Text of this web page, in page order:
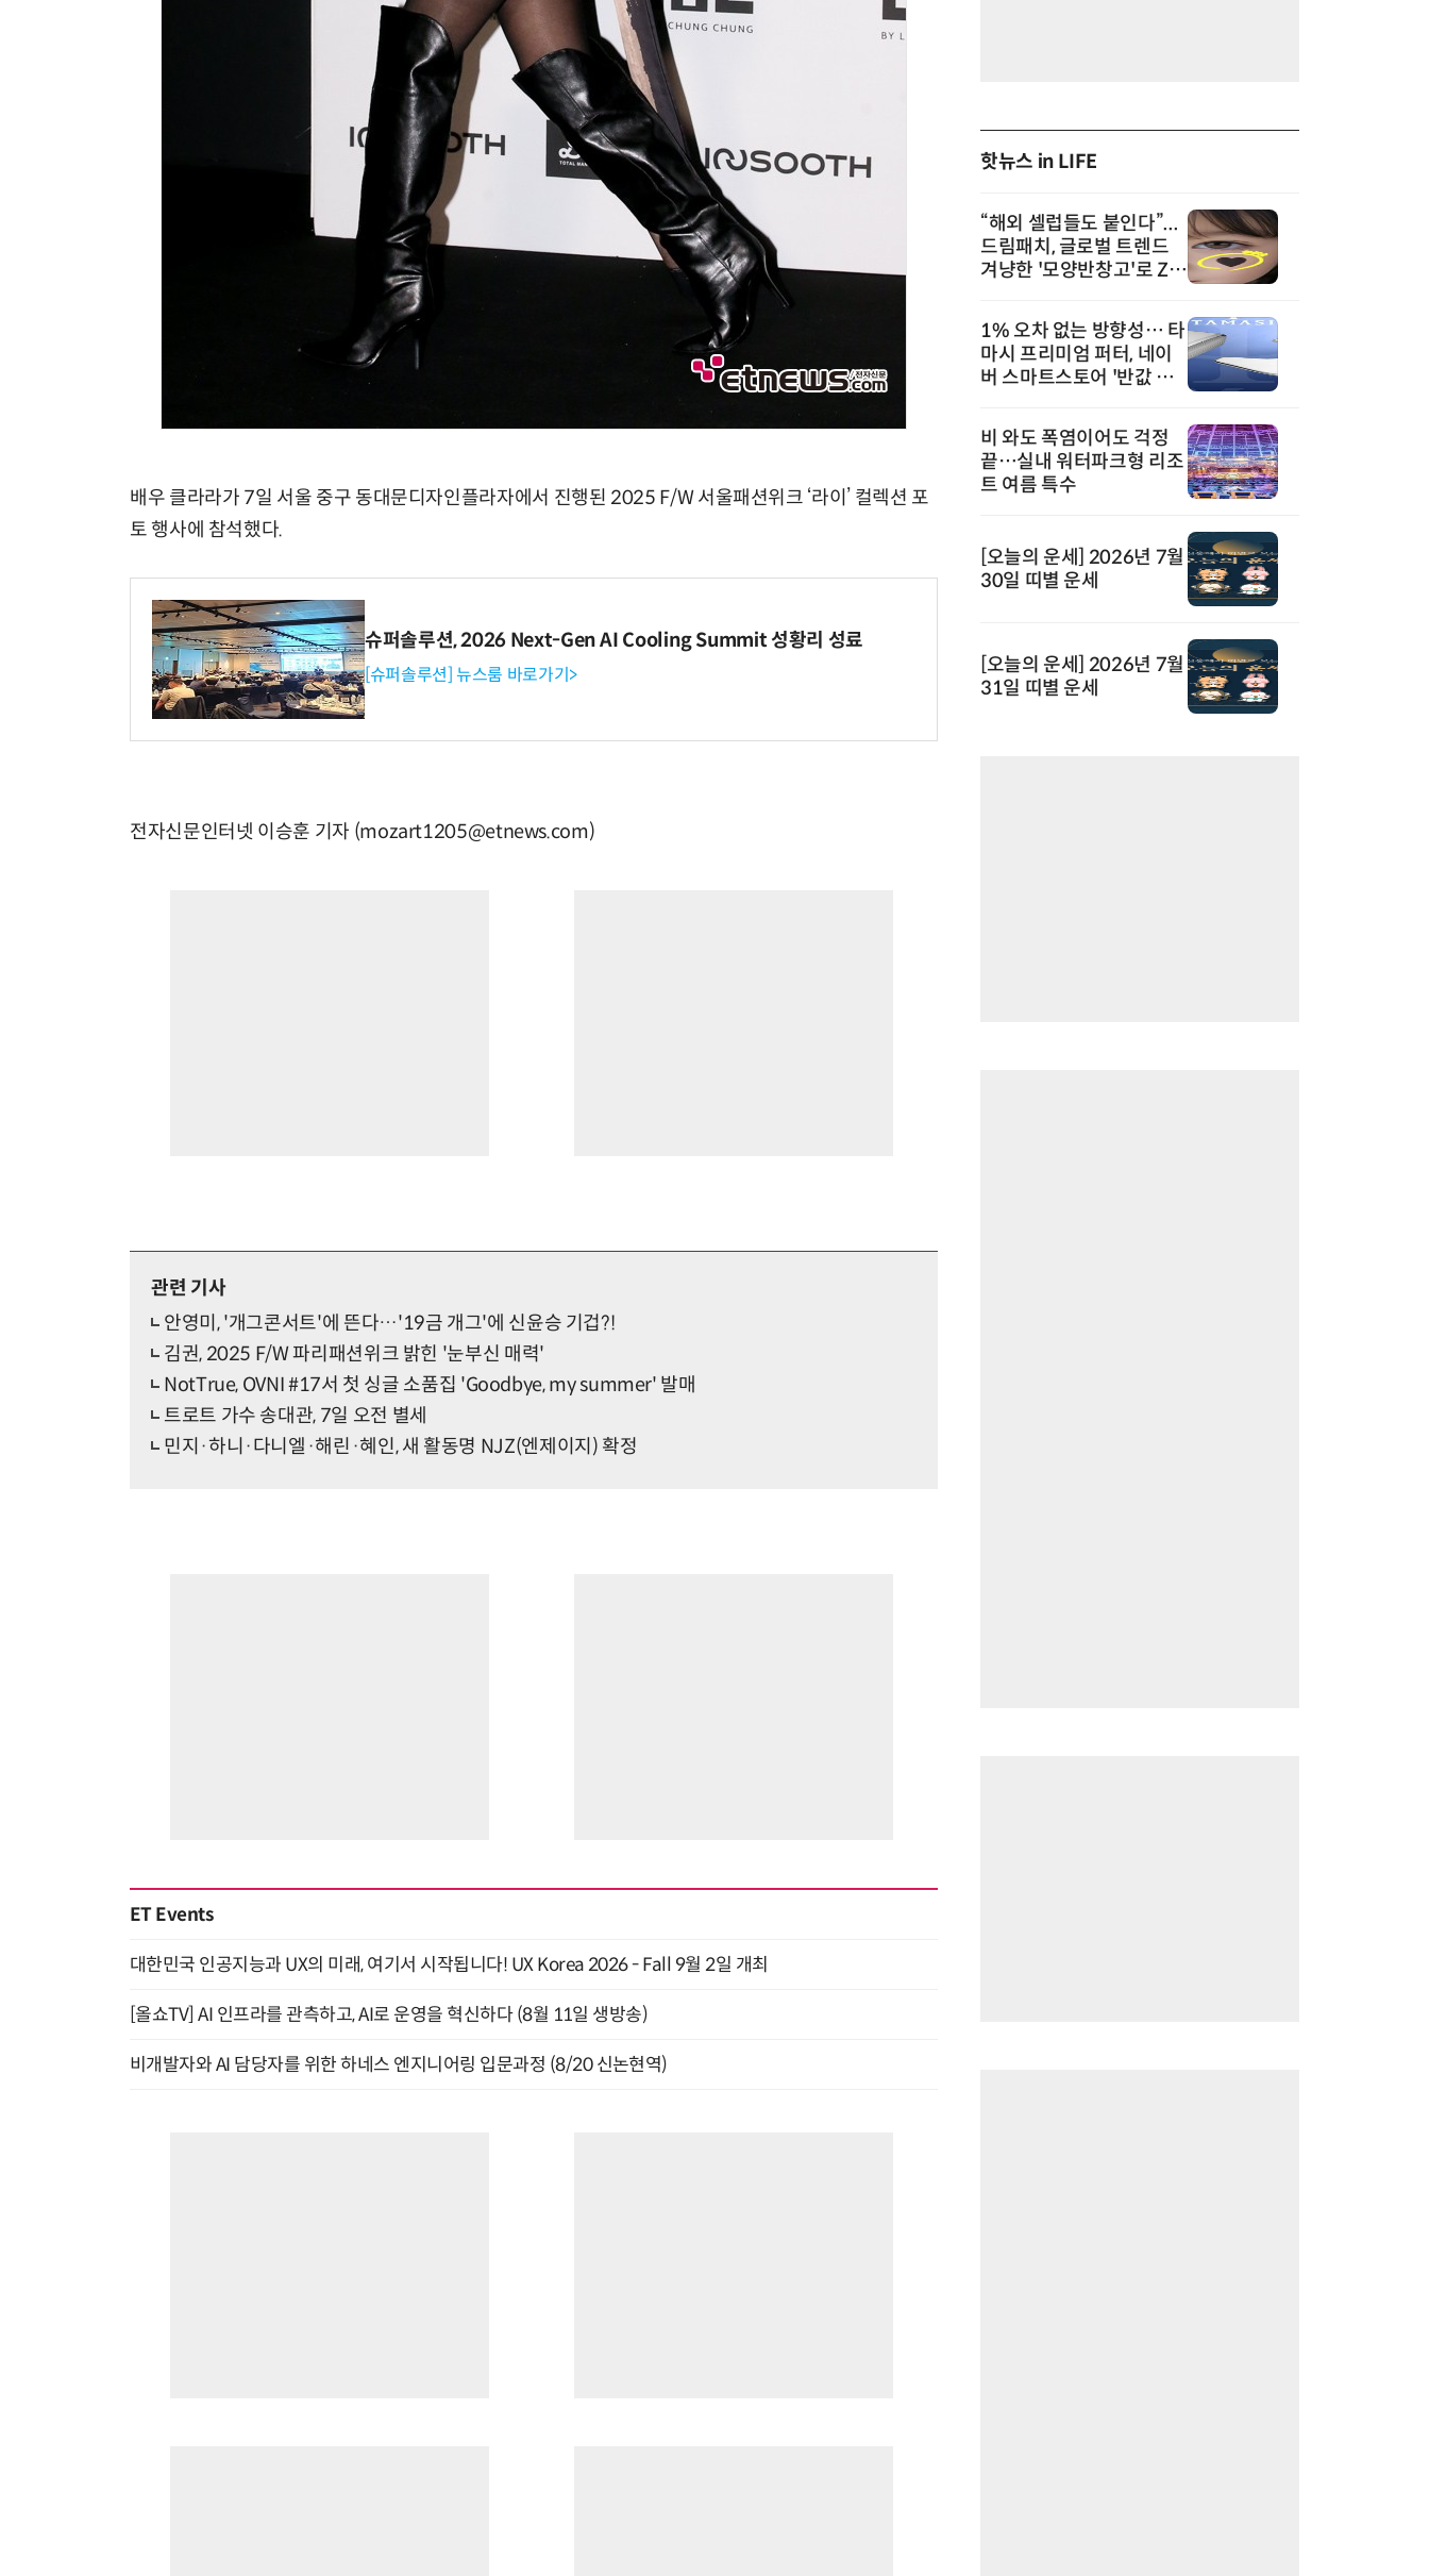
배우 클라라가 7일 서울 중구 동대문디자인플라자에서 진행된 2025 F/W 서울패션위크 ‘라이’ 컬렉션 포
토 행사에 참석했다.
슈퍼솔루션, 2026 Next-Gen AI Cooling Summit 성황리 성료
[슈퍼솔루션] 뉴스룸 바로가기>
전자신문인터넷 이승훈 기자 (mozart1205@etnews.com)
관련 기사
안영미, '개그콘서트'에 뜬다…'19금 개그'에 신윤승 기겁?!
김권, 2025 F/W 파리패션위크 밝힌 '눈부신 매력'
NotTrue, OVNI #17서 첫 싱글 소품집 'Goodbye, my summer' 발매
트로트 가수 송대관, 7일 오전 별세
민지·하니·다니엘·해린·혜인, 새 활동명 NJZ(엔제이지) 확정
ET Events
대한민국 인공지능과 UX의 미래, 여기서 시작됩니다! UX Korea 2026 - Fall 9월 2일 개최
[올쇼TV] AI 인프라를 관측하고, AI로 운영을 혁신하다 (8월 11일 생방송)
비개발자와 AI 담당자를 위한 하네스 엔지니어링 입문과정 (8/20 신논현역)
핫뉴스 in LIFE
“해외 셀럽들도 붙인다”...
드림패치, 글로벌 트렌드
겨냥한 '모양반창고'로 Z세
1% 오차 없는 방향성… 타
마시 프리미엄 퍼터, 네이
버 스마트스토어 '반값 할
비 와도 폭염이어도 걱정
끝…실내 워터파크형 리조
트 여름 특수
[오늘의 운세] 2026년 7월
30일 띠별 운세
[오늘의 운세] 2026년 7월
31일 띠별 운세